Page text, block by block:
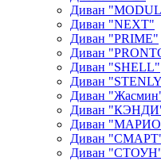
Диван
Диван "NEXT"
Диван "PRIME"
Диван
Диван "SHELL"
Диван
Диван
Диван
Диван
Диван
Диван